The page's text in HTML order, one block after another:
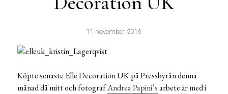
11 november, 2016
Köpte senaste Elle Decoration UK på Pressbyrån denna
månad då mitt och fotografAndrea Papini’sarbete är med i